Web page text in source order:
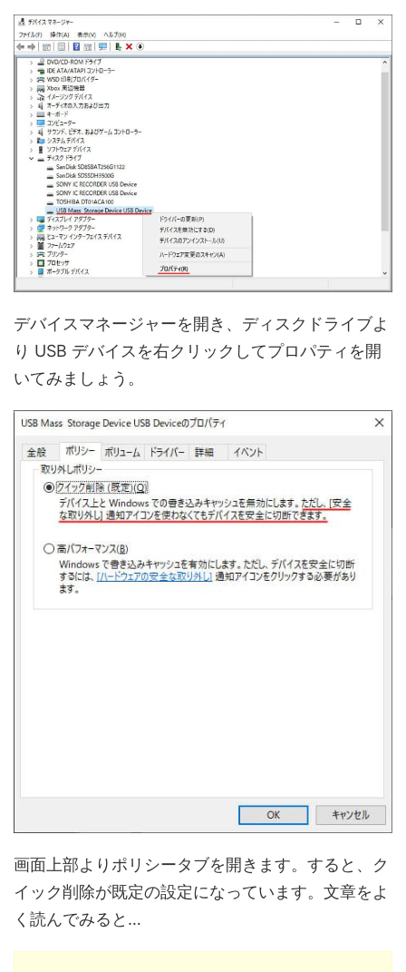
デバイスマネージャーを開き、ディスクドライブよ
り USB デバイスを右クリックしてプロパティを開
いてみましょう。
画面上部よりポリシータブを開きます。すると、ク
イック削除が既定の設定になっています。文章をよ
く読んでみると…